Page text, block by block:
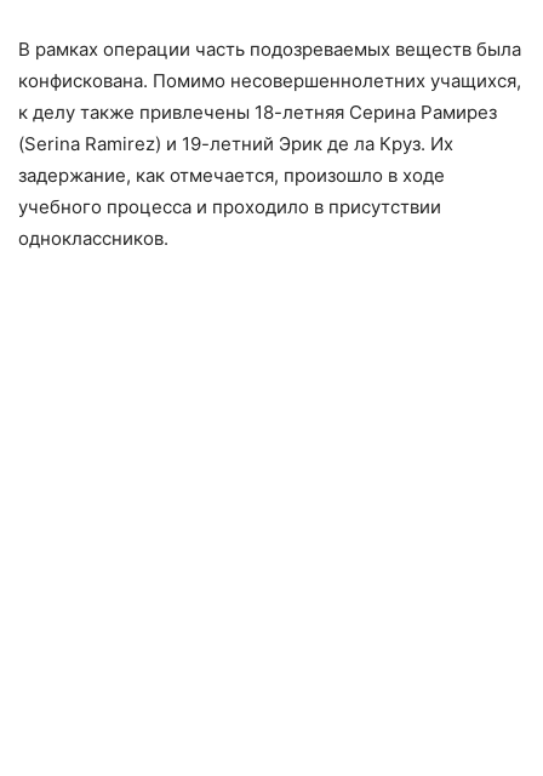
В рамках операции часть подозреваемых веществ была
конфискована. Помимо несовершеннолетних учащихся,
к делу также привлечены 18-летняя Серина Рамирез
(Serina Ramirez) и 19-летний Эрик де ла Круз. Их
задержание, как отмечается, произошло в ходе
учебного процесса и проходило в присутствии
одноклассников.